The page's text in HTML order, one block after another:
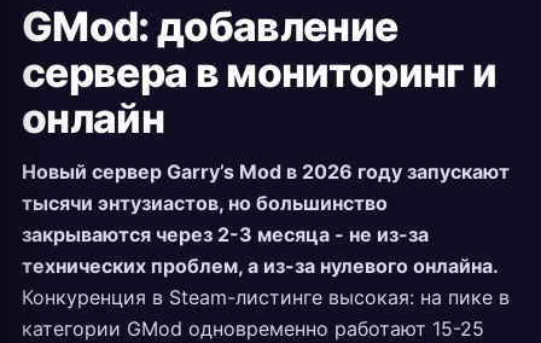
GMod: добавление
сервера в мониторинг и
онлайн
Новый сервер Garry’s Mod в 2026 году запускают
тысячи энтузиастов, но большинство
закрываются через 2-3 месяца - не из-за
технических проблем, а из-за нулевого онлайна.
Конкуренция в Steam-листинге высокая: на пике в
категории GMod одновременно работают 15-25